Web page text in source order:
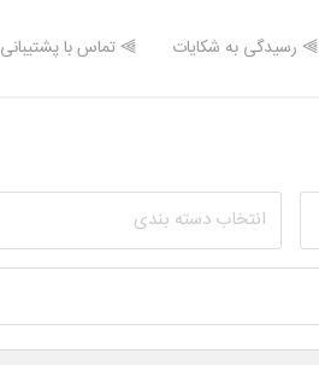
⫸ رسیدگی به شکایات ⫸ تماس با پشتیبانی
انتخاب دسته بندی